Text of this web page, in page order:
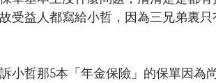
受益人都寫給小哲，因為三兄弟裏
小哲那5本「年金保險」的保單因為